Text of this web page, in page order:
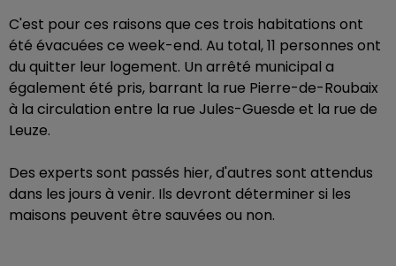
C'est pour ces raisons que ces trois habitations ont
été évacuées ce week-end. Au total, 11 personnes ont
du quitter leur logement. Un arrêté municipal a
également été pris, barrant la rue Pierre-de-Roubaix
à la circulation entre la rue Jules-Guesde et la rue de
Leuze.
Des experts sont passés hier, d'autres sont attendus
dans les jours à venir. Ils devront déterminer si les
maisons peuvent être sauvées ou non.